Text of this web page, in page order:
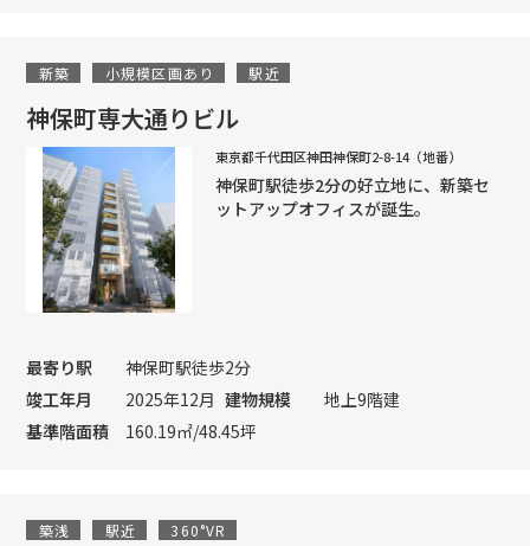
新築 小規模区画あり 駅近
神保町専大通りビル
東京都千代田区神田神保町2-8-14（地番）
神保町駅徒歩2分の好立地に、新築セ
ットアップオフィスが誕生。
最寄り駅
神保町駅徒歩2分
竣工年月
2025年12月 建物規模
地上9階建
基準階面積
160.19㎡/48.45坪
築浅 駅近 360°VR